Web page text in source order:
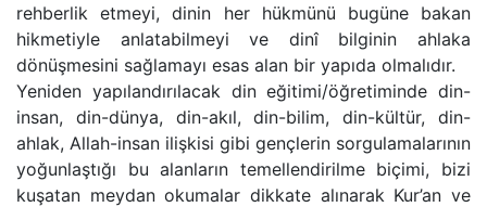
rehberlik etmeyi, dinin her hükmünü bugüne bakan
hikmetiyle anlatabilmeyi ve dinî bilginin ahlaka
dönüşmesini sağlamayı esas alan bir yapıda olmalıdır.
Yeniden yapılandırılacak din eğitimi/öğretiminde din-
insan, din-dünya, din-akıl, din-bilim, din-kültür, din-
ahlak, Allah-insan ilişkisi gibi gençlerin sorgulamalarının
yoğunlaştığı bu alanların temellendirilme biçimi, bizi
kuşatan meydan okumalar dikkate alınarak Kur’an ve